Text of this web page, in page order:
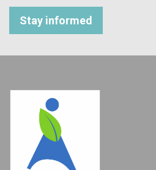
Stay informed